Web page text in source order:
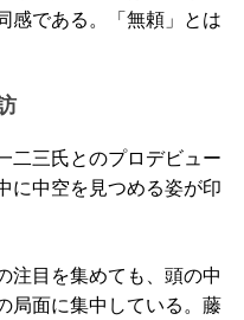
感である。「無頼」とは
二三氏とのプロデビュー
に中空を見つめる姿が印
目を集めても、頭の中
局面に集中している。藤